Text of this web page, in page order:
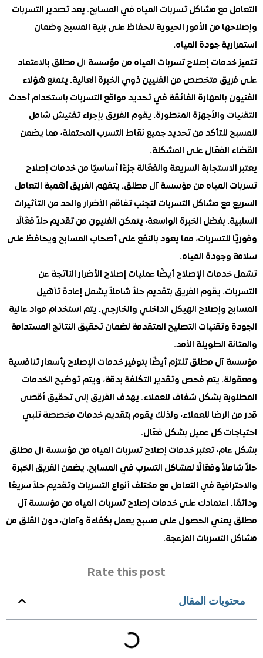
مع مشاكل تسربات المياه في المسابح. يعد تصدير التسربات
من الأمور الحيوية للحفاظ على بنية المسبح وضمان
جودة المياه.
إصلاح تسربات المياه من مؤسسة آل مطلق بالاعتماد
متخصص من الفنيين ذوي الخبرة العالية. يتمتع هؤلاء
بالمهارة الفائقة في تحديد مواقع التسربات باستخدام أحدث
والأجهزة المتطورة. يقوم الفريق بإجراء تفتيش شامل
للتأكد من تحديد جميع نقاط التسرب المحتملة، مما يضمن
الفعّال على المشكلة.
السريعة والفعّالة جزءًا أساسيًا من خدمات إصلاح
المياه من مؤسسة آل مطلق. يتفهم الفريق أهمية التعامل
مع مشاكل التسربات لتجنب تفاقم الأضرار والحد من التأثيرات
بفضل الخبرة الواسعة، يتمكن الفنيون من تقديم حلاً فعّالًا
للتسربات، مما يعود بالنفع على أصحاب المسابح ويحافظ على
المياه.
الإصلاح أيضًا عمليات إصلاح الأضرار الناتجة عن
يقوم الفريق بتقديم حلاً شاملاً يشمل إعادة تأهيل
وإصلاح الهيكل الداخلي والخارجي. يتم استخدام مواد عالية
وتقنيات التصليح المتقدمة لضمان تحقيق النتائج المستدامة
الطويلة الأمد.
مطلق تلتزم أيضًا بتوفير خدمات الإصلاح بأسعار تنافسية
يتم فحص وتقدير التكلفة بدقة، ويتم توضيح الخدمات
بشكل شفاف للعملاء. يهدف الفريق إلى تحقيق أقصى
الرضا للعملاء، ولذلك يقوم بتقديم خدمات مخصصة تلبي
كل عميل بشكل فعّال.
تعتبر خدمات إصلاح تسربات المياه من مؤسسة آل مطلق
وفعّالًا لمشاكل التسرب في المسابح. يضمن الفريق الخبرة
في التعامل مع مختلف أنواع التسربات وتقديم حلاً سريعًا
اعتمادك على خدمات إصلاح تسربات المياه من مؤسسة آل
الحصول على مسبح يعمل بكفاءة وآمان، دون القلق من
المزعجة.
Rate this post
المقال